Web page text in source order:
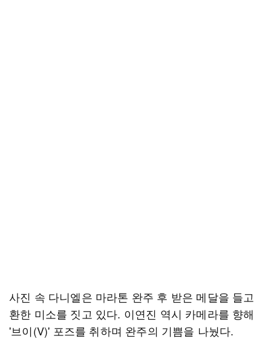
사진 속 다니엘은 마라톤 완주 후 받은 메달을 들고
환한 미소를 짓고 있다. 이연진 역시 카메라를 향해
'브이(V)' 포즈를 취하며 완주의 기쁨을 나눴다.